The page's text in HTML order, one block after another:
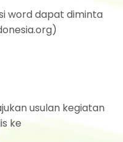
word dapat diminta
usulan kegiatan
ke